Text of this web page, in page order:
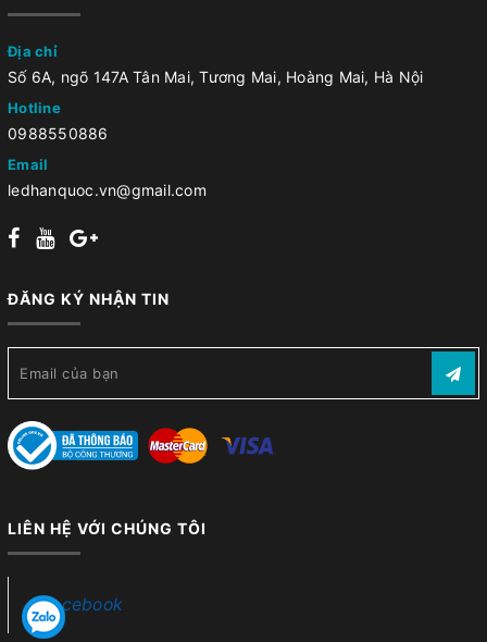
Địa chỉ
Số 6A, ngõ 147A Tân Mai, Tương Mai, Hoàng Mai, Hà Nội
Hotline
0988550886
Email
ledhanquoc.vn@gmail.com
ĐĂNG KÝ NHẬN TIN
LIÊN HỆ VỚI CHÚNG TÔI
Facebook